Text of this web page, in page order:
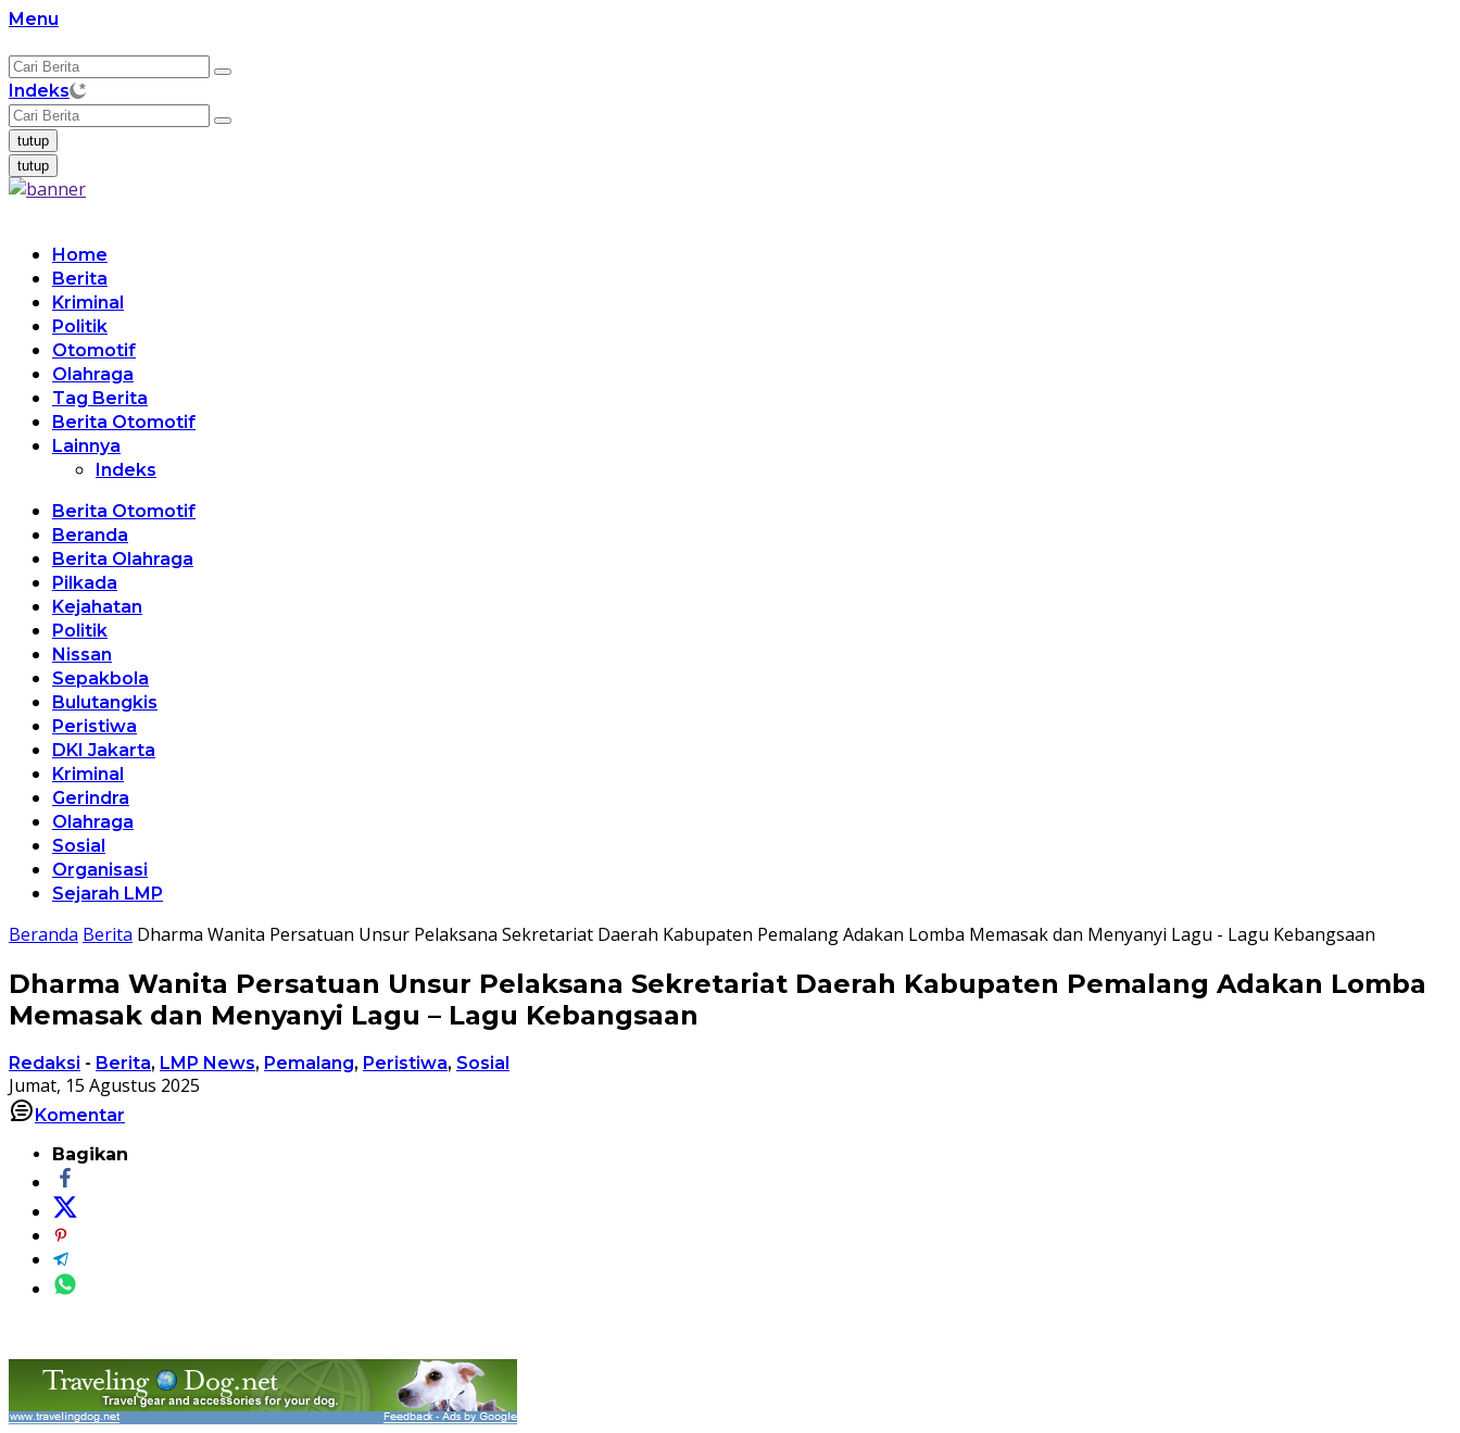
Langsung
konten
Menu
Indeks
tutup
tutup
Home
Berita
Kriminal
Politik
Otomotif
Olahraga
Tag Berita
Berita Otomotif
Lainnya
Indeks
Berita Otomotif
Beranda
Berita Olahraga
Pilkada
Kejahatan
Politik
Nissan
Sepakbola
Bulutangkis
Peristiwa
DKI Jakarta
Kriminal
Gerindra
Olahraga
Sosial
Organisasi
Sejarah LMP
Beranda Berita Dharma Wanita Persatuan Unsur Pelaksana Sekretariat Daerah Kabupaten Pemalang Adakan Lomba Memasak dan Menyanyi Lagu - Lagu Kebangsaan
Dharma Wanita Persatuan Unsur Pelaksana Sekretariat Daerah Kabupaten Pemalang Adakan Lomba
Memasak dan Menyanyi Lagu – Lagu Kebangsaan
Redaksi - Berita, LMP News, Pemalang, Peristiwa, Sosial
Jumat, 15 Agustus 2025
Komentar
Bagikan